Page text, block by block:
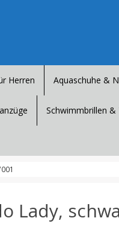
Herren Aquaschuhe &
Schwimmbrillen &
Lady,